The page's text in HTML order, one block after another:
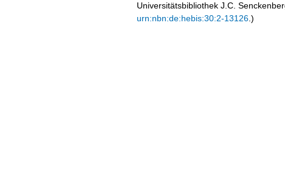
Universitätsbibliothek J.C.
urn:nbn:de:hebis:30:2-13126 .)